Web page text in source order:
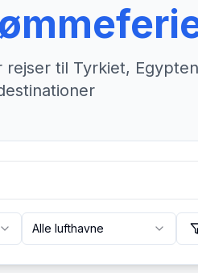
til Tyrkiet,
Alle lufthavne